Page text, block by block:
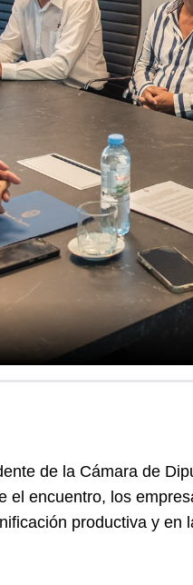
de la Cámara de
el encuentro, los
productiva y